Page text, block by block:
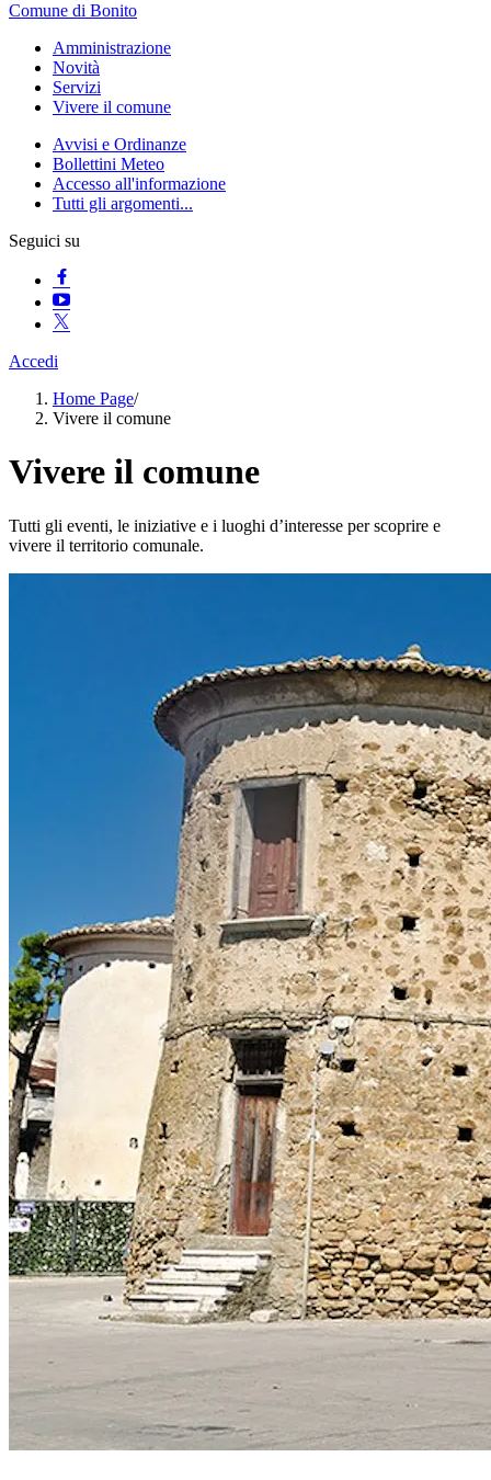
Comune di Bonito
Amministrazione
Novità
Servizi
Vivere il comune
Avvisi e Ordinanze
Bollettini Meteo
Accesso all'informazione
Tutti gli argomenti...
Seguici su
Accedi
Home Page/
Vivere il comune
Vivere il comune
Tutti gli eventi, le iniziative e i luoghi d’interesse per scoprire e
vivere il territorio comunale.